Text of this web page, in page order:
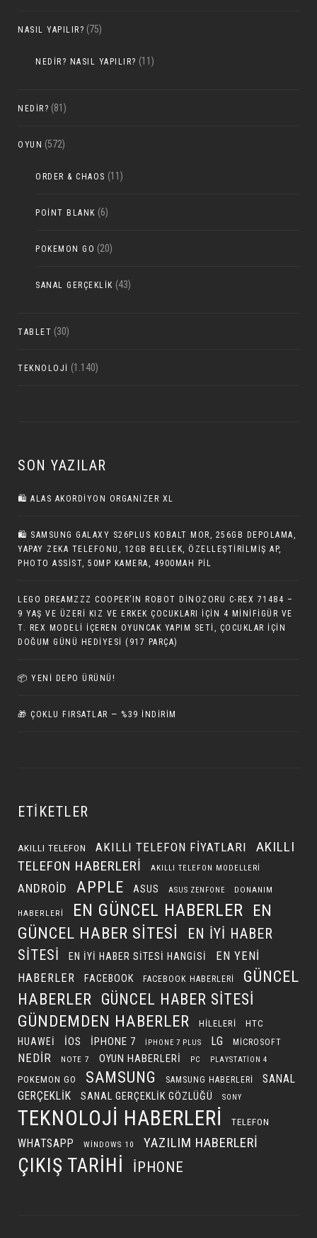
NASIL YAPILIR? (75)
NEDIR? NASIL YAPILIR? (11)
NEDIR? (81)
OYUN (572)
ORDER & CHAOS (11)
POINT BLANK (6)
POKEMON GO (20)
SANAL GERÇEKLIK (43)
TABLET (30)
TEKNOLOJI (1.140)
SON YAZILAR
🛍️ ALAS AKORDIYON ORGANIZER XL
🛍 SAMSUNG GALAXY S26PLUS KOBALT MOR, 256GB DEPOLAMA,
YAPAY ZEKA TELEFONU, 12GB BELLEK, ÖZELLEŞTIRILMIŞ AP,
PHOTO ASSIST, 50MP KAMERA, 4900MAH PIL
LEGO DREAMZZZ COOPER’IN ROBOT DINOZORU C-REX 71484 –
9 YAŞ VE ÜZERI KIZ VE ERKEK ÇOCUKLARI İÇIN 4 MINIFIGÜR VE
T. REX MODELI İÇEREN OYUNCAK YAPIM SETI, ÇOCUKLAR IÇIN
DOĞUM GÜNÜ HEDIYESI (917 PARÇA)
📦 YENI DEPO ÜRÜNÜ!
🎁 ÇOKLU FIRSATLAR — %39 İNDIRIM
ETIKETLER
AKILLI TELEFON AKILLI TELEFON FIYATLARI
AKILLI
TELEFON HABERLERI
AKILLI TELEFON MODELLERI
ANDROID APPLE ASUS ASUS ZENFONE DONANIM
HABERLERI EN GÜNCEL HABERLER EN
GÜNCEL HABER SITESI
EN IYI HABER
SITESI
EN IYI HABER SITESI HANGISI
EN YENI
HABERLER
FACEBOOK FACEBOOK HABERLERI
GÜNCEL
HABERLER GÜNCEL HABER SITESI
GÜNDEMDEN HABERLER HILELERI HTC
HUAWEI IOS IPHONE 7 IPHONE 7 PLUS LG MICROSOFT
NEDIR NOTE 7 OYUN HABERLERI PC PLAYSTATION 4
POKEMON GO SAMSUNG SAMSUNG HABERLERI
SANAL
GERÇEKLIK
SANAL GERÇEKLIK GÖZLÜĞÜ SONY
TEKNOLOJI HABERLERI TELEFON
WHATSAPP WINDOWS 10 YAZILIM HABERLERI
ÇIKIŞ TARIHI İPHONE